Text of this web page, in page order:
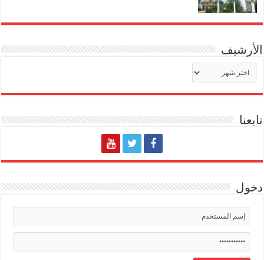
الأرشيف
الأرشيف
تابعنا
دخول